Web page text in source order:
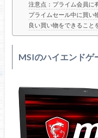
注意点：プライム会員に
プライムセール中に買い
良い買い物をできること
MSIのハイエンドゲ